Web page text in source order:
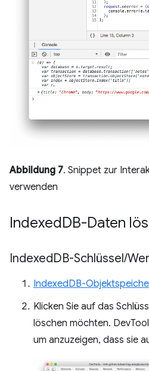
Abbildung 7. Snippet zur
verwenden
IndexedDB-Daten
IndexedDB-Schlüssel/
IndexedDB-
Klicken Sie auf das
löschen möchten.
um anzuzeigen, dass sie